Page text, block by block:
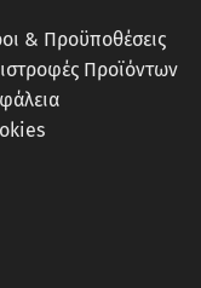
& Προϋποθέσεις
Προϊόντων